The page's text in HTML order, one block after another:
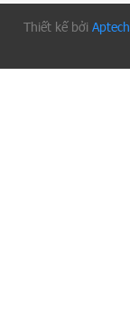
Thiết kế bởi Aptech